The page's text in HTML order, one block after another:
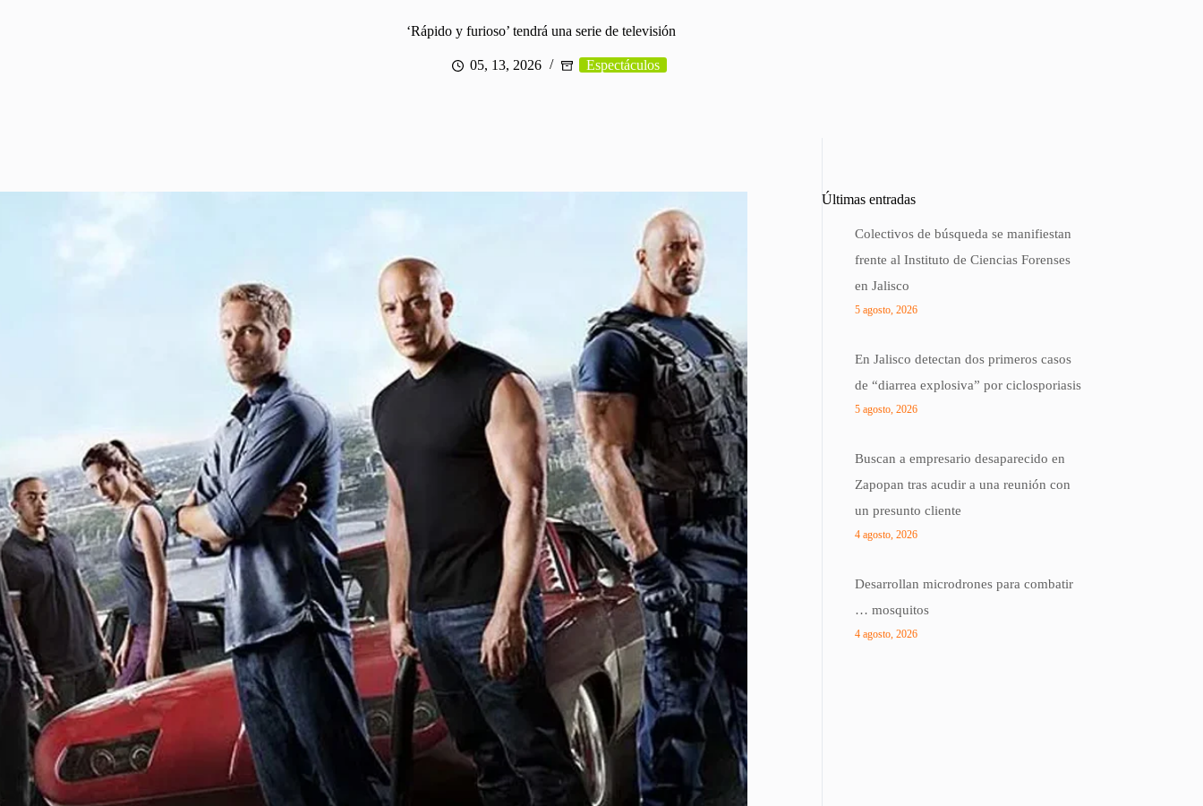
‘Rápido y furioso’ tendrá una serie de televisión
05, 13, 2026 Espectáculos
Últimas entradas
Colectivos de búsqueda se manifiestan
frente al Instituto de Ciencias Forenses
en Jalisco
5 agosto, 2026
En Jalisco detectan dos primeros casos
de “diarrea explosiva” por ciclosporiasis
5 agosto, 2026
Buscan a empresario desaparecido en
Zapopan tras acudir a una reunión con
un presunto cliente
4 agosto, 2026
Desarrollan microdrones para combatir
… mosquitos
4 agosto, 2026